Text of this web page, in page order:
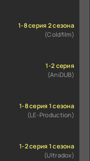
1-8 серия 2 сезона
(Coldfilm)
1-2 серия
(AniDUB)
1-8 серия 1 сезона
(LE-Production)
1-2 серия 1 сезона
(Ultradox)